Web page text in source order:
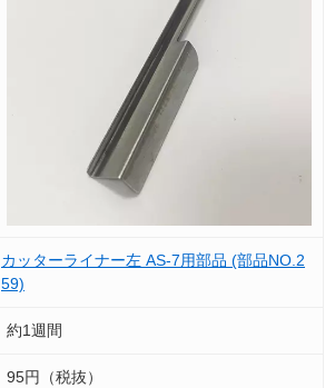
カッターライナー左 AS-7用部品 (部品NO.2
59)
約1週間
95円（税抜）